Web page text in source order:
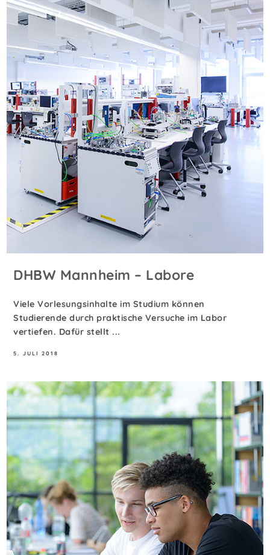
DHBW Mannheim – Labore
Viele Vorlesungsinhalte im Studium können
Studierende durch praktische Versuche im Labor
vertiefen. Dafür stellt ...
5. JULI 2018